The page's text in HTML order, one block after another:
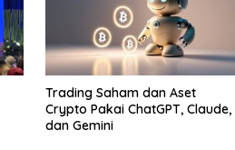
Trading Saham dan Aset
Crypto Pakai ChatGPT, Claude,
dan Gemini